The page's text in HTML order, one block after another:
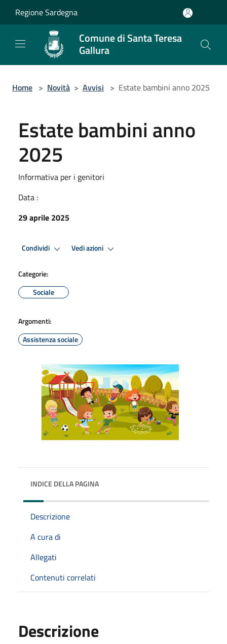
Regione Sardegna
Comune di Santa Teresa
Gallura
Home > Novità > Avvisi > Estate bambini anno 2025
Estate bambini anno
2025
Informativa per i genitori
Data :
29 aprile 2025
Condividi Vedi azioni
Categorie:
Sociale
Argomenti:
Assistenza sociale
INDICE DELLA PAGINA
Descrizione
A cura di
Allegati
Contenuti correlati
Descrizione